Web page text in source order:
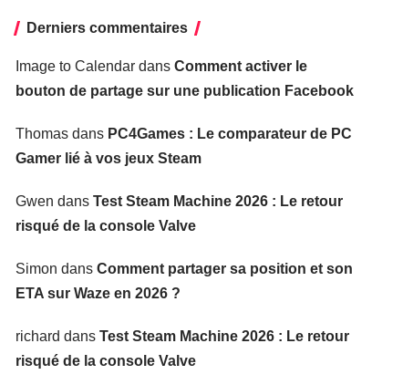
Derniers commentaires
Image to Calendardans Comment activer le
bouton de partage sur une publication Facebook
Thomasdans PC4Games : Le comparateur de PC
Gamer lié à vos jeux Steam
Gwen dans Test Steam Machine 2026 : Le retour
risqué de la console Valve
Simon dans Comment partager sa position et son
ETA sur Waze en 2026 ?
richard dans Test Steam Machine 2026 : Le retour
risqué de la console Valve